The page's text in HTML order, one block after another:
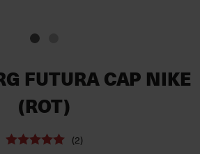
FUTURA CAP NIKE
(ROT)
(2)